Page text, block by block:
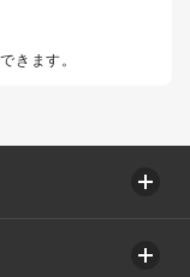
きます。